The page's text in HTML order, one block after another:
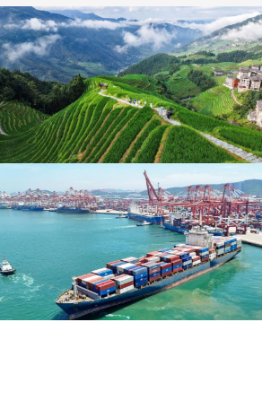
暑期出游 乐享美好时光
炎炎夏日，暑期旅游热度持续攀升。人们亲近山水，